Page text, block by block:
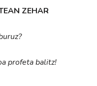
ZEHAR
profeta balitz!